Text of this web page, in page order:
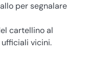
per segnalare
cartellino al
vicini.